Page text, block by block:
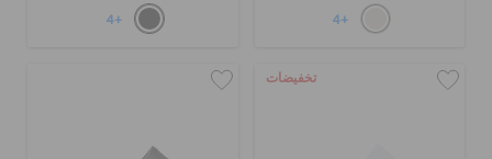
+4
+4
تخفيضات